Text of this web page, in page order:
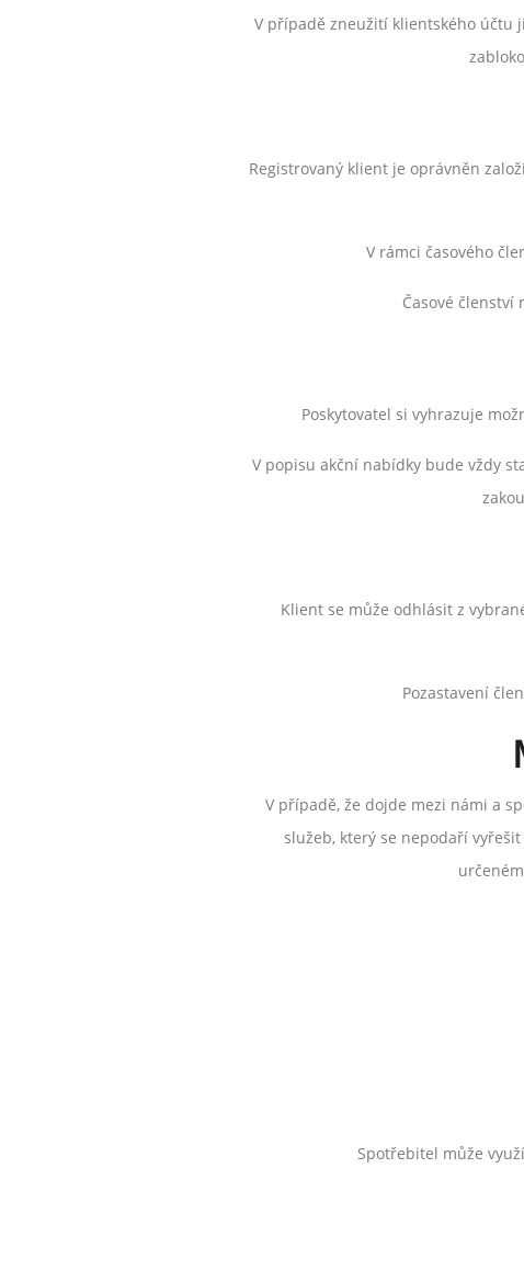
V případě zneužití klientského účtu
Registrovaný klient je oprávněn
V rámci časového
Časové
Poskytovatel si vyhrazuje
V popisu akční nabídky bude vždy
Klient se může odhlásit z
Pozastavení
V případě, že dojde mezi námi a
služeb, který se nepodaří
Spotřebitel může